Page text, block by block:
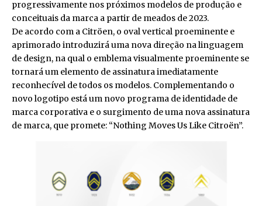
progressivamente nos próximos modelos de produção e
conceituais da marca a partir de meados de 2023.
De acordo com a Citröen, o oval vertical proeminente e
aprimorado introduzirá uma nova direção na linguagem
de design, na qual o emblema visualmente proeminente se
tornará um elemento de assinatura imediatamente
reconhecível de todos os modelos. Complementando o
novo logotipo está um novo programa de identidade de
marca corporativa e o surgimento de uma nova assinatura
de marca, que promete: “Nothing Moves Us Like Citroën”.